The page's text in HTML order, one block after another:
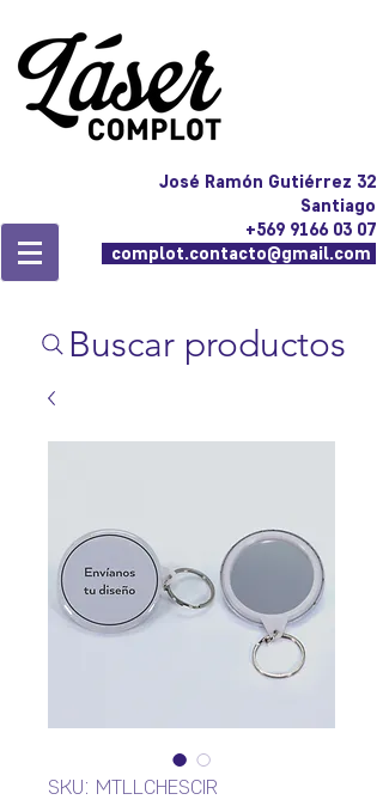
José Ramón Gutiérrez 32
Santiago
+569 9166 03 07
complot.contacto@gmail.com
Buscar productos
SKU: MTLLCHESCIR